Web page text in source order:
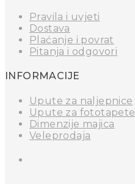
Pravila i uvjeti
Dostava
Plaćanje i povrat
Pitanja i odgovori
INFORMACIJE
Upute za naljepnice
Upute za fototapete
Dimenzije majica
Veleprodaja